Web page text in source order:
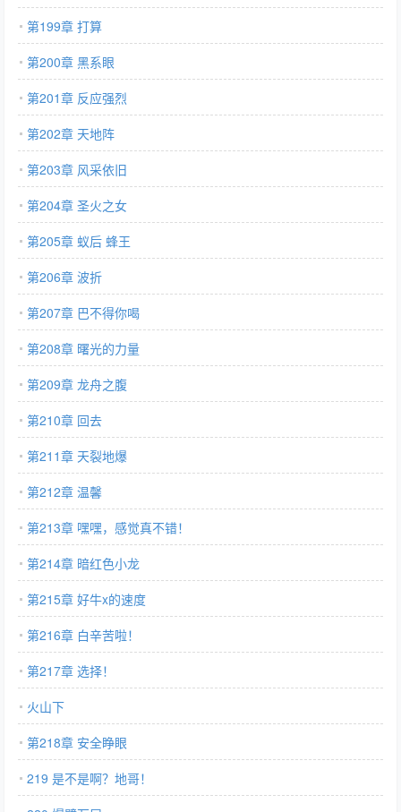
第199章 打算
第200章 黑系眼
第201章 反应强烈
第202章 天地阵
第203章 风采依旧
第204章 圣火之女
第205章 蚁后 蜂王
第206章 波折
第207章 巴不得你喝
第208章 曙光的力量
第209章 龙舟之腹
第210章 回去
第211章 天裂地爆
第212章 温馨
第213章 嘿嘿，感觉真不错！
第214章 暗红色小龙
第215章 好牛x的速度
第216章 白辛苦啦！
第217章 选择！
火山下
第218章 安全睁眼
219 是不是啊？地哥！